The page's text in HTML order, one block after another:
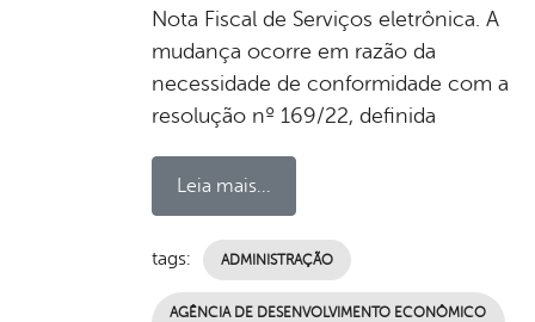
Nota Fiscal de Serviços eletrônica. A
mudança ocorre em razão da
necessidade de conformidade com a
resolução nº 169/22, definida
Leia mais...
tags: ADMINISTRAÇÃO
AGÊNCIA DE DESENVOLVIMENTO ECONÔMICO